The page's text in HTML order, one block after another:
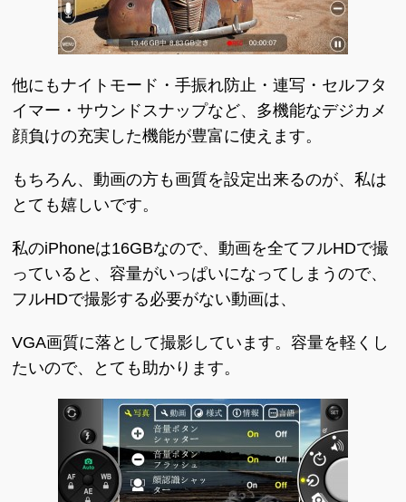
他にもナイトモード・手振れ防止・連写・セルフタ
イマー・サウンドスナップなど、多機能なデジカメ
顔負けの充実した機能が豊富に使えます。
もちろん、動画の方も画質を設定出来るのが、私は
とても嬉しいです。
私のiPhoneは16GBなので、動画を全てフルHDで撮
っていると、容量がいっぱいになってしまうので、
フルHDで撮影する必要がない動画は、
VGA画質に落として撮影しています。容量を軽くし
たいので、とても助かります。